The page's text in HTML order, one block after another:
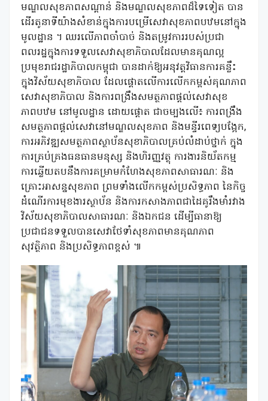
មណ្ឌលសុខភាពសណ្តាន់ និងមណ្ឌលសុខភាពដ៏ទៃទៀត បាន
ដើរតូនាទីយ៉ាងសំខាន់ក្នុងការបម្រើសេវាសុខភាពបឋមនៅក្នុង
មូលដ្ឋាន ។ ឈរលើភាពចាំបាច់ និងតម្រូវការរបស់ប្រជា
ពលរដ្ឋក្នុងការទទួលសេវាសុខាភិបាលដែលមានគុណល្អ
ប្រមុខរាជរដ្ឋាភិបាលកម្ពុជា បានដាក់ឱ្យអនុវត្តវិធានការគន្លឹះ
ក្នុងវិស័យសុខាភិបាល ដែលផ្តោតលើការលើកកម្ពស់គុណភាព
សេវាសុខាភិបាល និងការពង្រឹងសមត្ថភាពផ្តល់សេវាសុខ
ភាពបឋម នៅមូលដ្ឋាន ដោយផ្តោត ជាចម្បងលើ៖ ការពង្រឹង
សមត្ថភាពផ្តល់សេវានៅមណ្ឌលសុខភាព និងមន្ទីរពេទ្យបង្អែក,
ការអភិវឌ្ឍសមត្ថភាពស្ថាប័នសុខាភិបាលគ្រប់លំដាប់ថ្នាក់ ក្នុង
ការគ្រប់គ្រងធនធានមនុស្ស និងហិរញ្ញវត្ថុ ការងារនិយ័តកម្ម
ការឆ្លើយតបនឹងការគម្រាមកំហែងសុខភាពសាធារណៈ និង
គ្រោះអាសន្នសុខភាព ព្រមទាំងលើកកម្ពស់ប្រសិទ្ធភាព នៃកិច្ច
ដំណើរការមុខងារស្ថាប័ន និងការកសាងភាពជាដៃគូរឹងមាំរវាង
វិស័យសុខាភិបាលសាធារណៈ និងឯកជន ដើម្បីធានាឱ្យ
ប្រជាជនទទួលបានសេវាថែទាំសុខភាពមានគុណភាព
សុវត្ថិភាព និងប្រសិទ្ធភាពខ្ពស់ ៕